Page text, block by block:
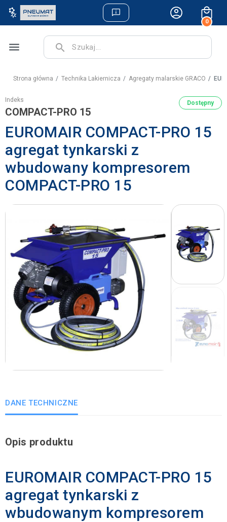
0
menu search
Strona główna Technika Lakiernicza Agregaty malarskie GRACO
Indeks
COMPACT-PRO 15
Dostępny
EUROMAIR COMPACT-PRO 15
agregat tynkarski z
wbudowany kompresorem
COMPACT-PRO 15
DANE TECHNICZNE
Opis produktu
EUROMAIR COMPACT-PRO 15
agregat tynkarski z
wbudowanym kompresorem